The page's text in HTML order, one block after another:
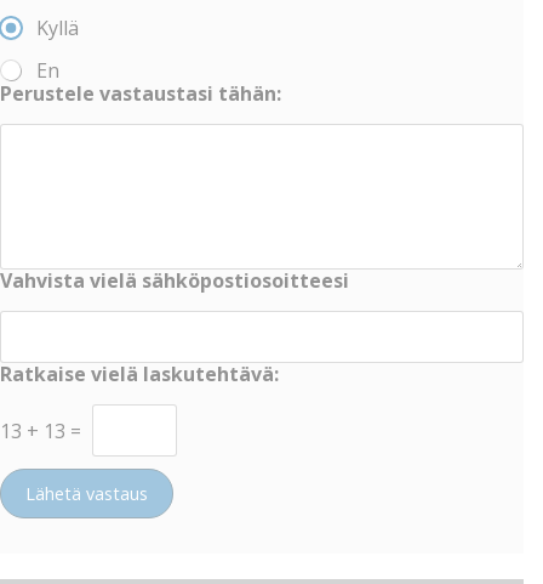
Kyllä
En
Perustele vastaustasi tähän:
Vahvista vielä sähköpostiosoitteesi
Ratkaise vielä laskutehtävä:
13 + 13 =
Lähetä vastaus